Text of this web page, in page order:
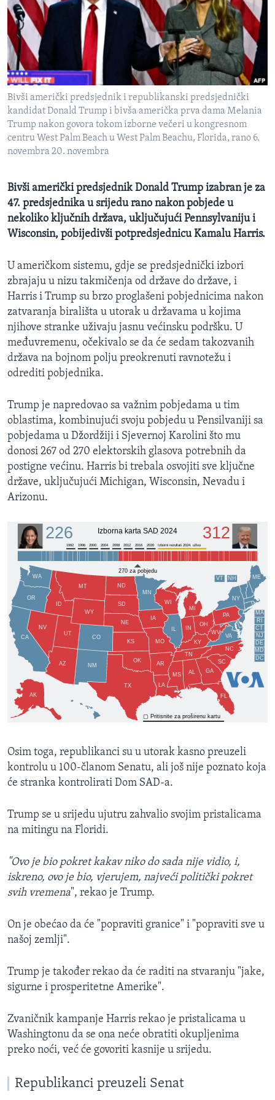
MAGAZIN
O GLASU AMERIKE
Learning English
PRATITE NAS
Jezici
Bivši američki predsjednik i republikanski predsjednički
kandidat Donald Trump i bivša američka prva dama Melania
Trump nakon govora tokom izborne večeri u kongresnom
centru West Palm Beach u West Palm Beachu, Florida, rano 6.
novembra 20. novembra
Bivši američki predsjednik Donald Trump izabran je za
47. predsjednika u srijedu rano nakon pobjede u
nekoliko ključnih država, uključujući Pennsylvaniju i
Wisconsin, pobijedivši potpredsjednicu Kamalu Harris.
U američkom sistemu, gdje se predsjednički izbori
zbrajaju u nizu takmičenja od države do države, i
Harris i Trump su brzo proglašeni pobjednicima nakon
zatvaranja birališta u utorak u državama u kojima
njihove stranke uživaju jasnu većinsku podršku. U
međuvremenu, očekivalo se da će sedam takozvanih
država na bojnom polju preokrenuti ravnotežu i
odrediti pobjednika.
Trump je napredovao sa važnim pobjedama u tim
oblastima, kombinujući svoju pobjedu u Pensilvaniji sa
pobjedama u Džordžiji i Sjevernoj Karolini što mu
donosi 267 od 270 elektorskih glasova potrebnih da
postigne većinu. Harris bi trebala osvojiti sve ključne
države, uključujući Michigan, Wisconsin, Nevadu i
Arizonu.
Osim toga, republikanci su u utorak kasno preuzeli
kontrolu u 100-članom Senatu, ali još nije poznato koja
će stranka kontrolirati Dom SAD-a.
Trump se u srijedu ujutru zahvalio svojim pristalicama
na mitingu na Floridi.
"Ovo je bio pokret kakav niko do sada nije vidio, i,
iskreno, ovo je bio, vjerujem, najveći politički pokret
svih vremena", rekao je Trump.
On je obećao da će "popraviti granice" i "popraviti sve u
našoj zemlji".
Trump je također rekao da će raditi na stvaranju "jake,
sigurne i prosperitetne Amerike".
Zvaničnik kampanje Harris rekao je pristalicama u
Washingtonu da se ona neće obratiti okupljenima
preko noći, već će govoriti kasnije u srijedu.
Republikanci preuzeli Senat